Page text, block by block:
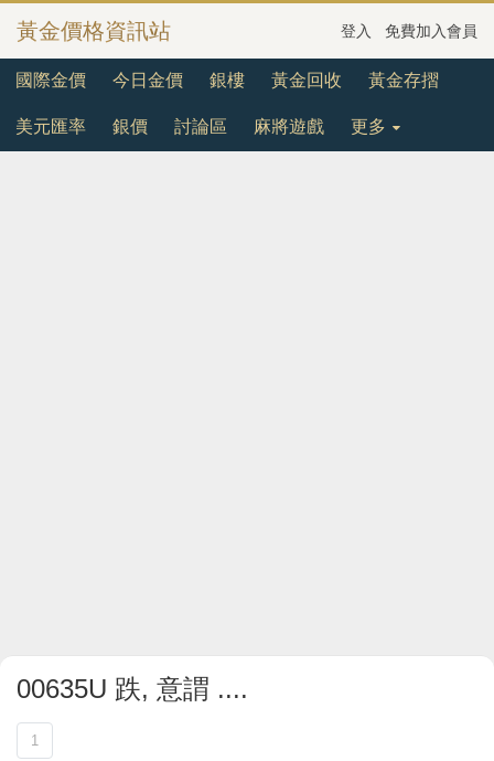
黃金價格資訊站 登入 免費加入會員
國際金價 今日金價 銀樓 黃金回收 黃金存摺
美元匯率 銀價 討論區 麻將遊戲 更多
00635U 跌, 意謂 ....
1